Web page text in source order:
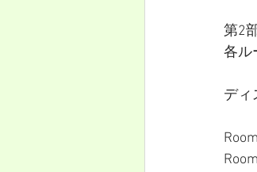
第2
各ル
ディ